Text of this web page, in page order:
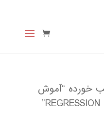
خورده “آموش